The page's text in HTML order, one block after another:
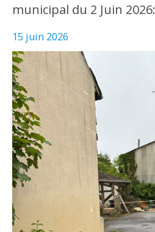
municipal du 2 Juin 2026:
15 juin 2026